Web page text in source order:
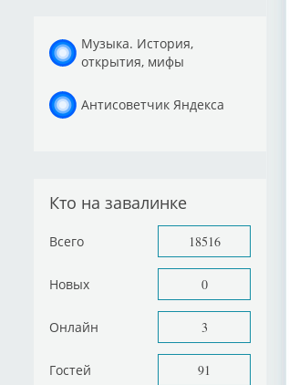
Музыка. История,
открытия, мифы
Антисоветчик Яндекса
Кто на завалинке
Всего 18516
Новых 0
Онлайн 3
Гостей 91